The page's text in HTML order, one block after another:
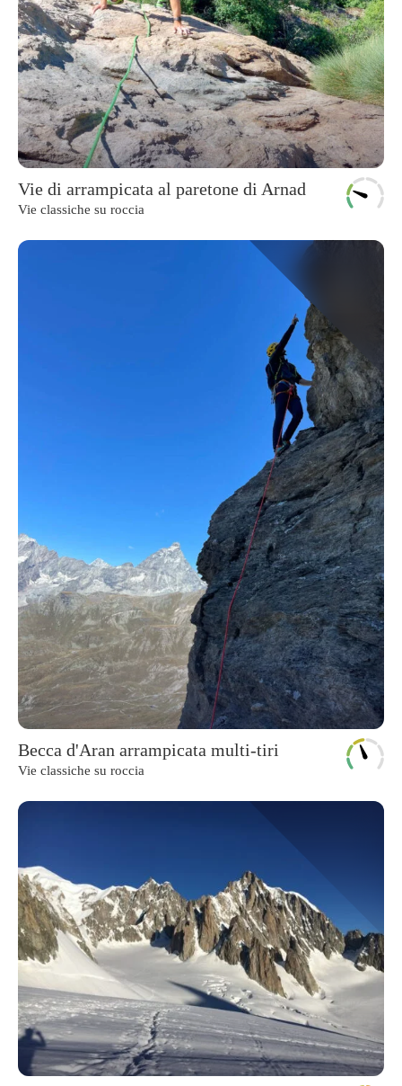
Vie di arrampicata al paretone di Arnad
Vie classiche su roccia
Becca d'Aran arrampicata multi-tiri
Vie classiche su roccia